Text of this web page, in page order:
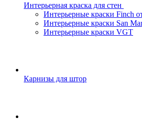
Интерьерная краска для стен
Интерьерные краски Finch
Интерьерные краски San
Интерьерные краски VGT
Карнизы для штор